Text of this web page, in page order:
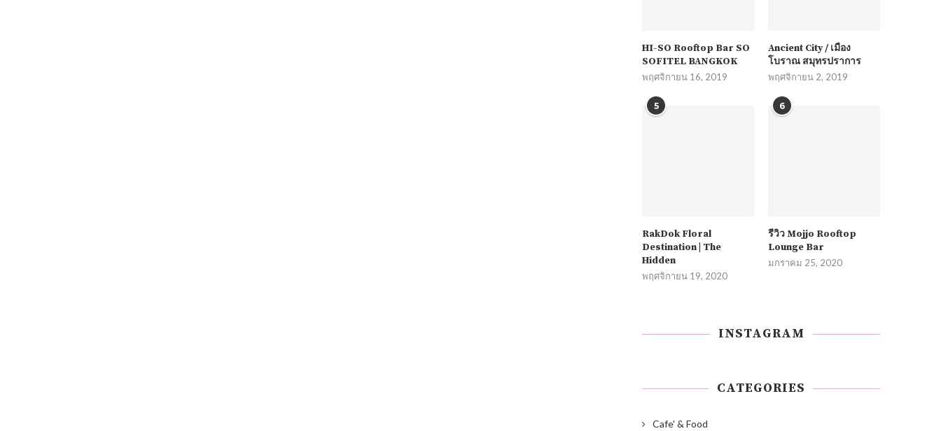
HI-SO Rooftop Bar SO
SOFITEL BANGKOK
พฤศจิกายน 16, 2019
Ancient City / เมือง
โบราณ สมุทรปราการ
พฤศจิกายน 2, 2019
5
RakDok Floral
Destination | The
Hidden
พฤศจิกายน 19, 2020
6
รีวิว Mojjo Rooftop
Lounge Bar
มกราคม 25, 2020
INSTAGRAM
CATEGORIES
Cafe' & Food